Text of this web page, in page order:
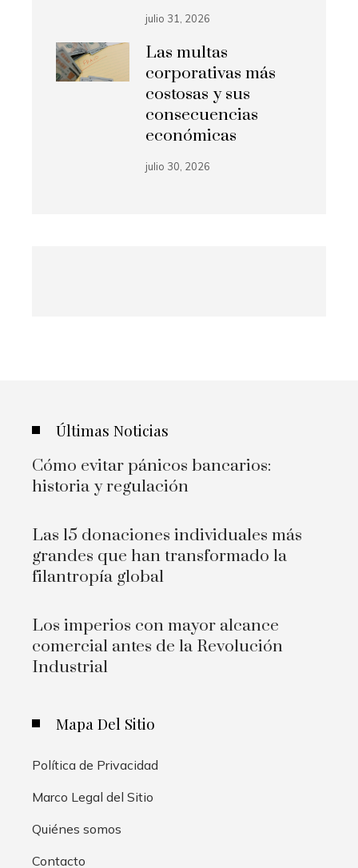
julio 31, 2026
Las multas
corporativas más
costosas y sus
consecuencias
económicas
julio 30, 2026
Últimas Noticias
Cómo evitar pánicos bancarios:
historia y regulación
Las 15 donaciones individuales más
grandes que han transformado la
filantropía global
Los imperios con mayor alcance
comercial antes de la Revolución
Industrial
Mapa Del Sitio
Política de Privacidad
Marco Legal del Sitio
Quiénes somos
Contacto